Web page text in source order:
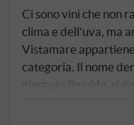
Ci sono vini che non
clima e dell'uva, ma
Vistamare
categoria. Il nome
giornate limpide, si
questo vino è una